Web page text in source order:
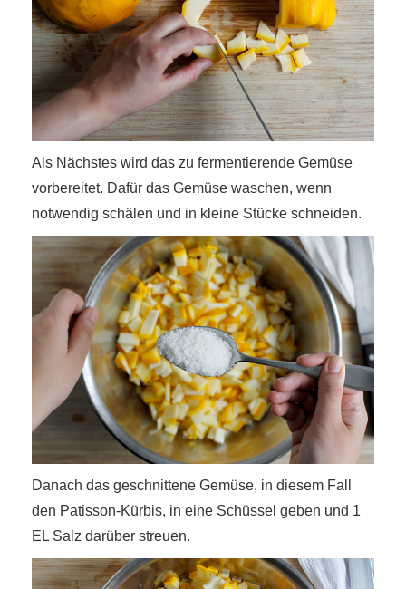
Als Nächstes wird das zu fermentierende Gemüse
vorbereitet. Dafür das Gemüse waschen, wenn
notwendig schälen und in kleine Stücke schneiden.
Danach das geschnittene Gemüse, in diesem Fall
den Patisson-Kürbis, in eine Schüssel geben und 1
EL Salz darüber streuen.